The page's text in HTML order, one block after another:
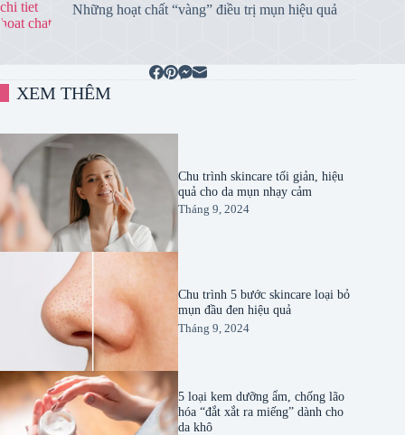
Những hoạt chất “vàng” điều trị mụn hiệu quả
XEM THÊM
Chu trình skincare tối giản, hiệu
quả cho da mụn nhạy cảm
Tháng 9, 2024
Chu trình 5 bước skincare loại bỏ
mụn đầu đen hiệu quả
Tháng 9, 2024
5 loại kem dưỡng ẩm, chống lão
hóa “đắt xắt ra miếng” dành cho
da khô